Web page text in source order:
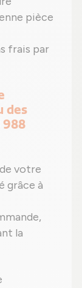
pièce
frais par
des
988
votre
grâce à
la